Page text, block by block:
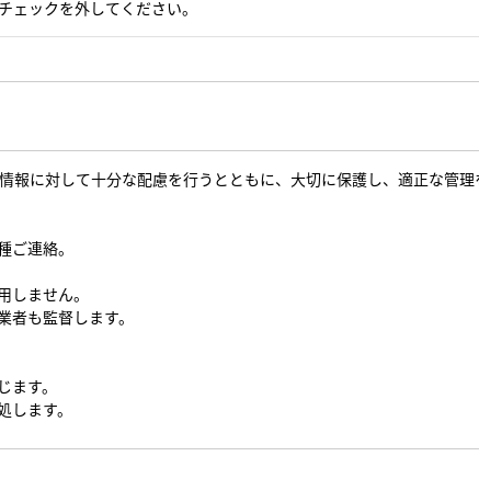
ェックを外してください。
報に対して十分な配慮を行うとともに、大切に保護し、適正な管
連絡。
ません。
も監督します。
す。
ます。